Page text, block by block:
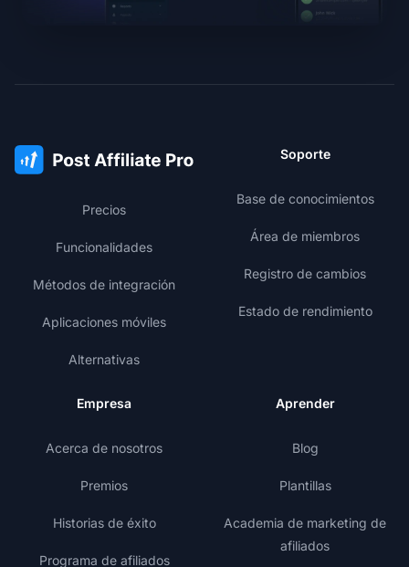
Precios
Funcionalidades
Métodos de integración
Aplicaciones móviles
Alternativas
Soporte
Base de conocimientos
Área de miembros
Registro de cambios
Estado de rendimiento
Empresa
Acerca de nosotros
Premios
Historias de éxito
Programa de afiliados
Aprender
Blog
Plantillas
Academia de marketing de
afiliados